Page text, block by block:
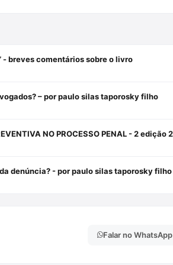
breves comentários sobre o livro
– por paulo silas taporosky filho
denúncia? - por paulo silas taporosky filho
Falar no WhatsApp